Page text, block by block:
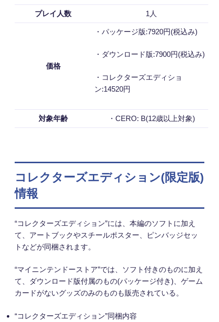
プレイ人数 1人
価格
・パッケージ版:7920円(税込み)
・ダウンロード版:7900円(税込み)
・コレクターズエディショ
ン:14520円
対象年齢 ・CERO: B(12歳以上対象)
コレクターズエディション(限定版)
情報
“コレクターズエディション”には、本編のソフトに加え
て、アートブックやスチールポスター、ピンバッジセッ
トなどが同梱されます。
“マイニンテンドーストア”では、ソフト付きのものに加え
て、ダウンロード版付属のもの(パッケージ付き)、ゲーム
カードがないグッズのみのものも販売されている。
“コレクターズエディション”同梱内容